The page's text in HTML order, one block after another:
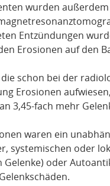
wurden
Entzündungen
Erosionen auf den
schon bei der
Erosionen
3,45-fach mehr
waren ein
systemischen oder
Gelenke) oder